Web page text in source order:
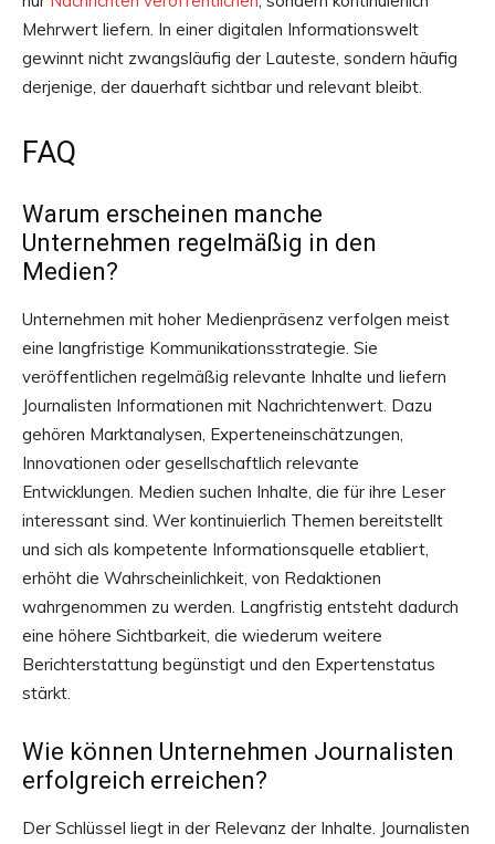
Mehrwert liefern. In einer digitalen Informationswelt
gewinnt nicht zwangsläufig der Lauteste, sondern häufig
derjenige, der dauerhaft sichtbar und relevant bleibt.
FAQ
Warum erscheinen manche
Unternehmen regelmäßig in den
Medien?
Unternehmen mit hoher Medienpräsenz verfolgen meist
eine langfristige Kommunikationsstrategie. Sie
veröffentlichen regelmäßig relevante Inhalte und liefern
Journalisten Informationen mit Nachrichtenwert. Dazu
gehören Marktanalysen, Experteneinschätzungen,
Innovationen oder gesellschaftlich relevante
Entwicklungen. Medien suchen Inhalte, die für ihre Leser
interessant sind. Wer kontinuierlich Themen bereitstellt
und sich als kompetente Informationsquelle etabliert,
erhöht die Wahrscheinlichkeit, von Redaktionen
wahrgenommen zu werden. Langfristig entsteht dadurch
eine höhere Sichtbarkeit, die wiederum weitere
Berichterstattung begünstigt und den Expertenstatus
stärkt.
Wie können Unternehmen Journalisten
erfolgreich erreichen?
Der Schlüssel liegt in der Relevanz der Inhalte. Journalisten